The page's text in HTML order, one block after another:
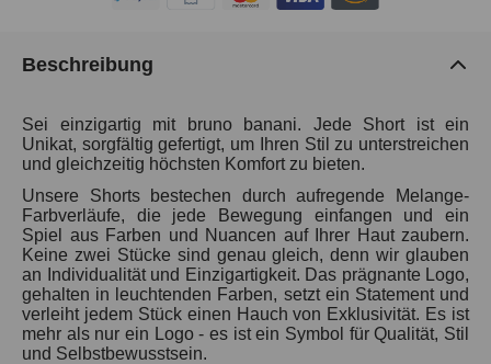
Beschreibung
Sei einzigartig mit bruno banani. Jede Short ist ein
Unikat, sorgfältig gefertigt, um Ihren Stil zu unterstreichen
und gleichzeitig höchsten Komfort zu bieten.
Unsere Shorts bestechen durch aufregende Melange-
Farbverläufe, die jede Bewegung einfangen und ein
Spiel aus Farben und Nuancen auf Ihrer Haut zaubern.
Keine zwei Stücke sind genau gleich, denn wir glauben
an Individualität und Einzigartigkeit. Das prägnante Logo,
gehalten in leuchtenden Farben, setzt ein Statement und
verleiht jedem Stück einen Hauch von Exklusivität. Es ist
mehr als nur ein Logo - es ist ein Symbol für Qualität, Stil
und Selbstbewusstsein.